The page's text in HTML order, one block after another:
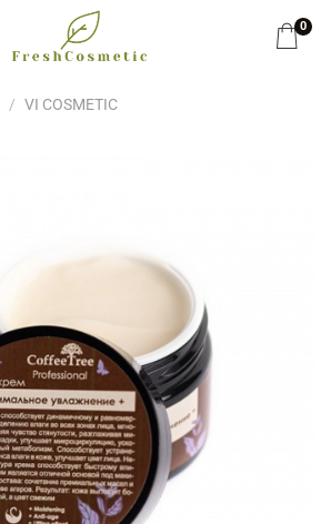
0
VI COSMETIC